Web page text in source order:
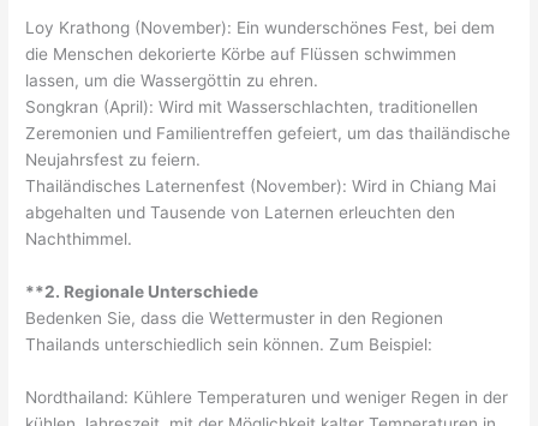
Loy Krathong (November): Ein wunderschönes Fest, bei dem
die Menschen dekorierte Körbe auf Flüssen schwimmen
lassen, um die Wassergöttin zu ehren.
Songkran (April): Wird mit Wasserschlachten, traditionellen
Zeremonien und Familientreffen gefeiert, um das thailändische
Neujahrsfest zu feiern.
Thailändisches Laternenfest (November): Wird in Chiang Mai
abgehalten und Tausende von Laternen erleuchten den
Nachthimmel.
**2. Regionale Unterschiede
Bedenken Sie, dass die Wettermuster in den Regionen
Thailands unterschiedlich sein können. Zum Beispiel:
Nordthailand: Kühlere Temperaturen und weniger Regen in der